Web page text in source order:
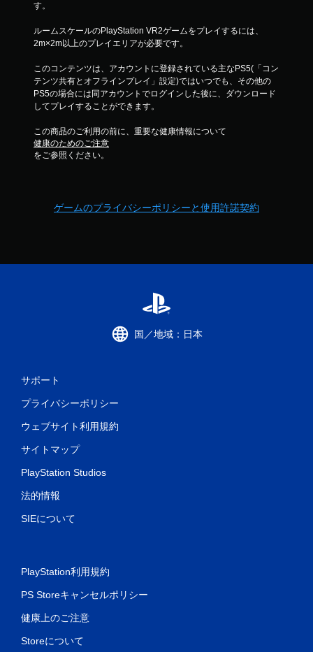
す。
ルームスケールのPlayStation VR2ゲームをプレイするには、
2m×2m以上のプレイエリアが必要です。
このコンテンツは、アカウントに登録されている主なPS5(「コン
テンツ共有とオフラインプレイ」設定)ではいつでも、その他の
PS5の場合には同アカウントでログインした後に、ダウンロード
してプレイすることができます。
この商品のご利用の前に、重要な健康情報について
健康のためのご注意
をご参照ください。
ゲームのプライバシーポリシーと使用許諾契約
国／地域：日本
サポート
プライバシーポリシー
ウェブサイト利用規約
サイトマップ
PlayStation Studios
法的情報
SIEについて
PlayStation利用規約
PS Storeキャンセルポリシー
健康上のご注意
Storeについて